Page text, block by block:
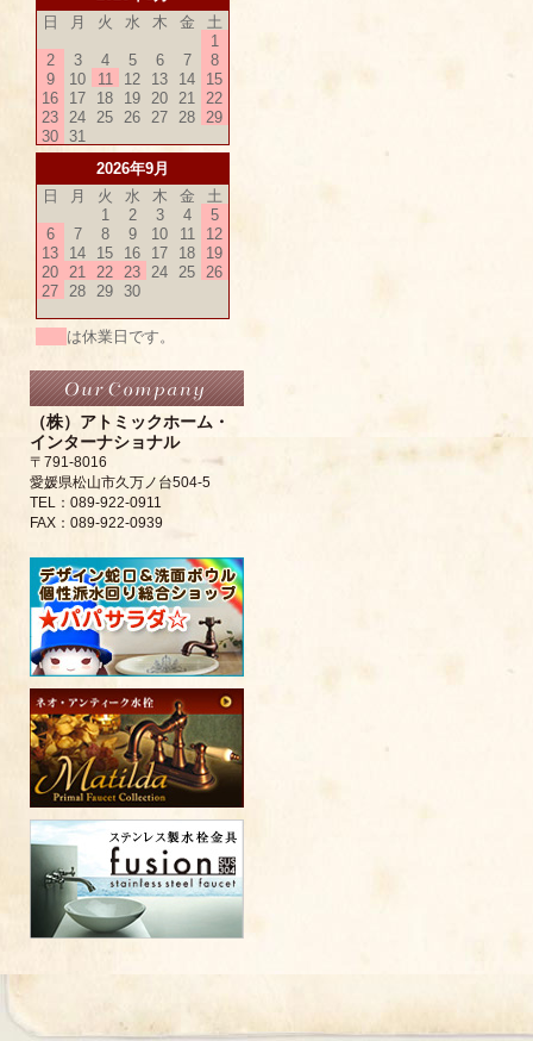
日
月 火 水 木 金
土
1
2
3 4 5 6 7
8
9
10 11 12 13 14
15
16
17 18 19 20 21
22
23
24 25 26 27 28
29
30
31
2026年9月
日
月 火 水 木 金
土
1
2 3 4
5
6
7 8 9 10 11
12
13
14 15 16 17 18
19
20
21 22 23 24 25
26
27
28 29 30
は休業日です。
（株）アトミックホーム・
インターナショナル
〒791-8016
愛媛県松山市久万ノ台504-5
TEL：089-922-0911
FAX：089-922-0939